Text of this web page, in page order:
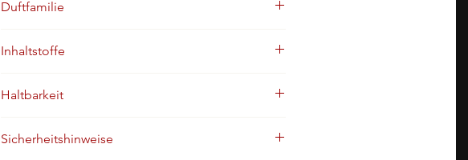
Duftfamilie
Inhaltstoffe
Haltbarkeit
Sicherheitshinweise